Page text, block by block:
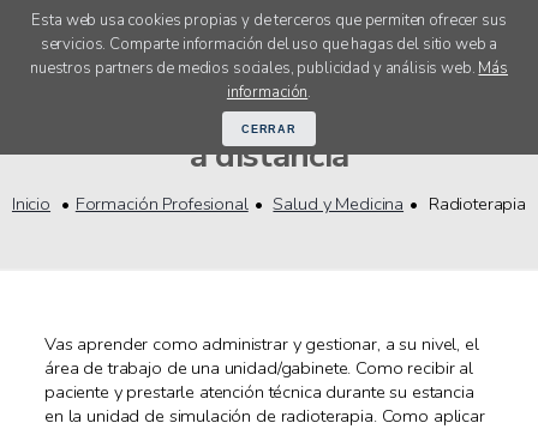
Esta web usa cookies propias y de terceros que permiten ofrecer sus
servicios. Comparte información del uso que hagas del sitio web a
nuestros partners de medios sociales, publicidad y análisis web. Más
información.
CERRAR
menú
Cursos FP Radioterapia online y
a distancia
Inicio Formación Profesional Salud y Medicina Radioterapia
Vas aprender como administrar y gestionar, a su nivel, el
área de trabajo de una unidad/gabinete. Como recibir al
paciente y prestarle atención técnica durante su estancia
en la unidad de simulación de radioterapia. Como aplicar